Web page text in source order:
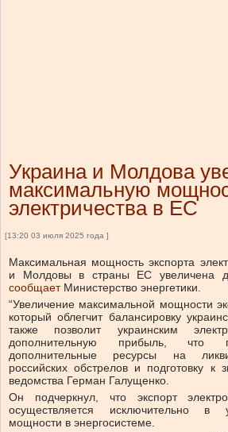
Украина и Молдова
максимальную
электричества в ЕС
[13:20 03 июля 2025 года ]
Максимальная мощность экспорта
и Молдовы в страны ЕС увеличена
сообщаетМинистерство энергетики.
“Увеличение максимальной мощности
который облегчит балансировку
также позволит украинским
дополнительную прибыль, что
дополнительные ресурсы на
российских обстрелов и подготовку к
ведомства Герман Галущенко.
Он подчеркнул, что
экспорт
осуществляется исключительно в
мощности в энергосистеме.